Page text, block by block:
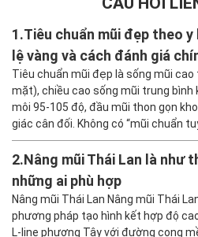
1.Tiêu chuẩn mũi đẹp theo
lệ vàng và cách đánh giá
Tiêu chuẩn mũi đẹp là sống mũi
mặt), chiều cao sống mũi trung bình
môi 95-105 độ, đầu mũi thon gọn
giác cân đối. Không có “mũi chuẩn
2.Nâng mũi Thái Lan là như
những ai phù hợp
Nâng mũi Thái Lan Nâng mũi Thái
phương pháp tạo hình kết hợp độ
L-line phương Tây với đường cong